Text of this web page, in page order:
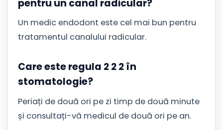
pentru un canal radicular?
Un medic endodont este cel mai bun pentru
tratamentul canalului radicular.
Care este regula 2 2 2 în
stomatologie?
Periați de două ori pe zi timp de două minute
și consultați-vă medicul de două ori pe an.